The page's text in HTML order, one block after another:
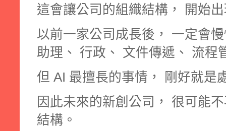
這會讓公司的組織結構， 開始
以前一家公司成長後， 一定會
助理、 行政、 文件傳遞、 流程
但 AI 最擅長的事情， 剛好就是
因此未來的新創公司， 很可能
結構。